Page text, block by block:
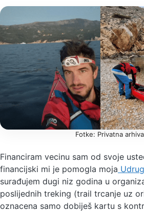
Fotke: Privatna arhiva
Financiram vecinu sam od svoje
financijski mi je pomogla moja
surađujem dugi niz godina u
poslijednih treking (trail trcanje uz
oznacena samo dobiješ kartu s